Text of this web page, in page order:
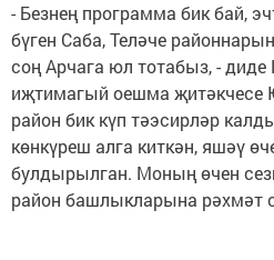
- Безнең программа бик бай,
бүген Саба, Теләче
соң Арчага юл тотабыз, - диде
иҗтимагый оешма җитәкчесе
район бик күп тәэсирләр
көнкүреш алга киткән, яшәү
булдырылган. Моның өчен
район башлыкларына рәхмәт